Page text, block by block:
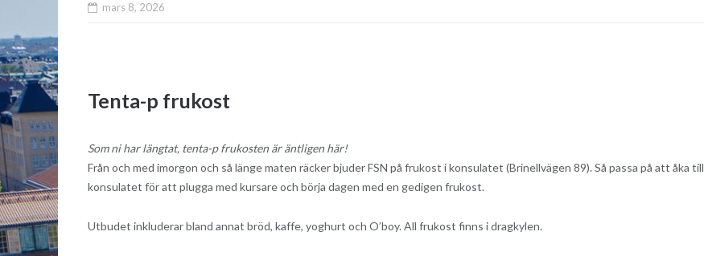
mars 8, 2026
Tenta-p frukost
Som ni har längtat, tenta-p frukosten är äntligen här!
Från och med imorgon och så länge maten räcker bjuder FSN på frukost i konsulatet (Brinellvägen 89). Så passa på att åka till
konsulatet för att plugga med kursare och börja dagen med en gedigen frukost.
Utbudet inkluderar bland annat bröd, kaffe, yoghurt och O’boy. All frukost finns i dragkylen.